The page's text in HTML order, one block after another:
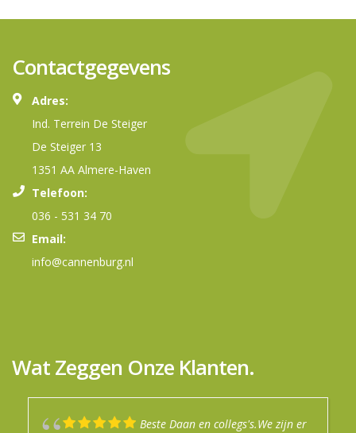
Contactgegevens
Adres:
Ind. Terrein De Steiger
De Steiger 13
1351 AA Almere-Haven
Telefoon:
036 - 531 34 70
Email:
info@cannenburg.nl
Wat Zeggen Onze Klanten.
Beste Daan en collegs's.We zijn er
Mijn jaren ervaring met dit bedrijf
Top service in de winkel.
Goede info gekregen prima uitleg.
Na een fijn en enthousiast